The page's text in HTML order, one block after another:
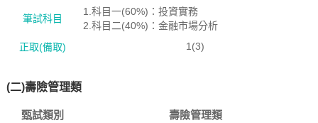
筆試科目
1.科目一(60%)：投資實務
2.科目二(40%)：金融市場分析
正取(備取)
1(3)
(二)壽險管理類
甄試類別 壽險管理類